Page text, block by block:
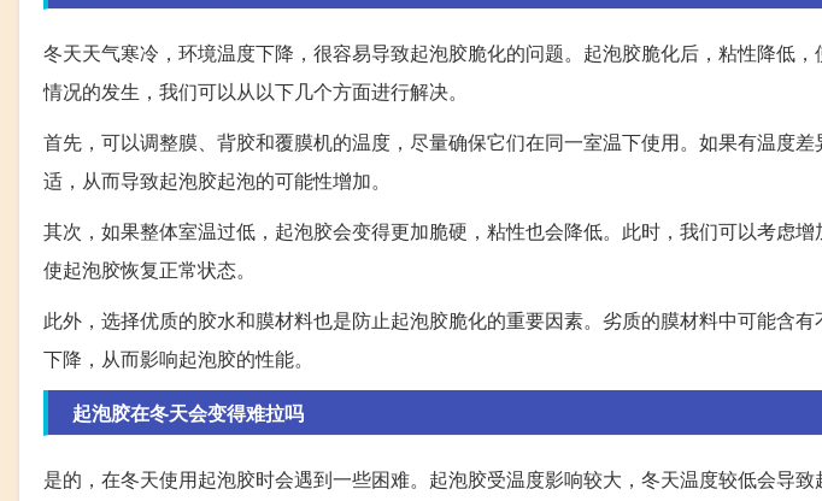
冬天天气寒冷，环境温度下降，很容易导致起泡胶脆化的问题。起泡胶脆化后，粘性降低
情况的发生，我们可以从以下几个方面进行解决。
首先，可以调整膜、背胶和覆膜机的温度，尽量确保它们在同一室温下使用。如果有温度
适，从而导致起泡胶起泡的可能性增加。
其次，如果整体室温过低，起泡胶会变得更加脆硬，粘性也会降低。此时，我们可以考虑增
使起泡胶恢复正常状态。
此外，选择优质的胶水和膜材料也是防止起泡胶脆化的重要因素。劣质的膜材料中可能含
下降，从而影响起泡胶的性能。
起泡胶在冬天会变得难拉吗
是的，在冬天使用起泡胶时会遇到一些困难。起泡胶受温度影响较大，冬天温度较低会导